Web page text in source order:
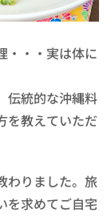
・・・実は体に
伝統的な沖縄料
を教えていただ
わりました。旅
を求めてご自宅